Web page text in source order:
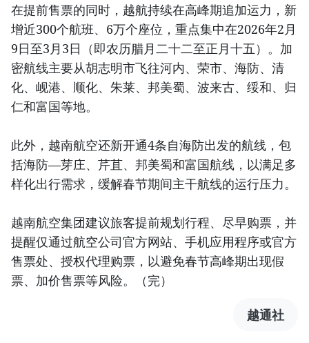
在提前售票的同时，越航持续在高峰期追加运力，新
增近300个航班、6万个座位，重点集中在2026年2月
9日至3月3日（即农历腊月二十二至正月十五）。加
密航线主要从胡志明市飞往河内、荣市、海防、清
化、岘港、顺化、朱莱、邦美蜀、波来古、绥和、归
仁和富国等地。
此外，越南航空还新开通4条自海防出发的航线，包
括海防—芽庄、芹苴、邦美蜀和富国航线，以满足多
样化出行需求，缓解春节期间主干航线的运行压力。
越南航空集团建议旅客提前规划行程、尽早购票，并
提醒仅通过航空公司官方网站、手机应用程序或官方
售票处、授权代理购票，以避免春节高峰期出现假
票、加价售票等风险。（完）
越通社